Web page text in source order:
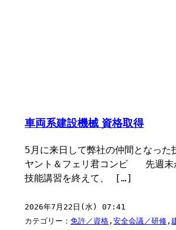
車両系建設機械 資格取得
5月に来日して弊社の仲間となった
ヤント＆フェリ君コンビ 先週末
技能講習を終えて、 […]
2026年7月22日(水) 07:41
カテゴリー：免許／資格 ,安全会議／研修 ,